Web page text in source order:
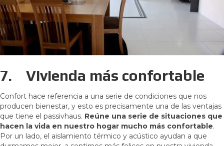
7. Vivienda más confortable
Confort hace referencia a una serie de condiciones que nos
producen bienestar, y esto es precisamente una de las ventajas
que tiene el passivhaus. Reúne una serie de situaciones que
hacen la vida en nuestro hogar mucho más confortable.
Por un lado, el aislamiento térmico y acústico ayudan a que